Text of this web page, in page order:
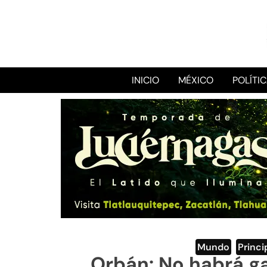
INICIO MÉXICO
Mundo